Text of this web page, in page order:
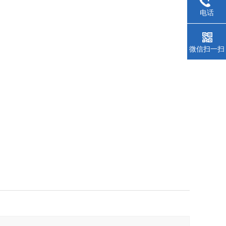
电话
微信扫一扫